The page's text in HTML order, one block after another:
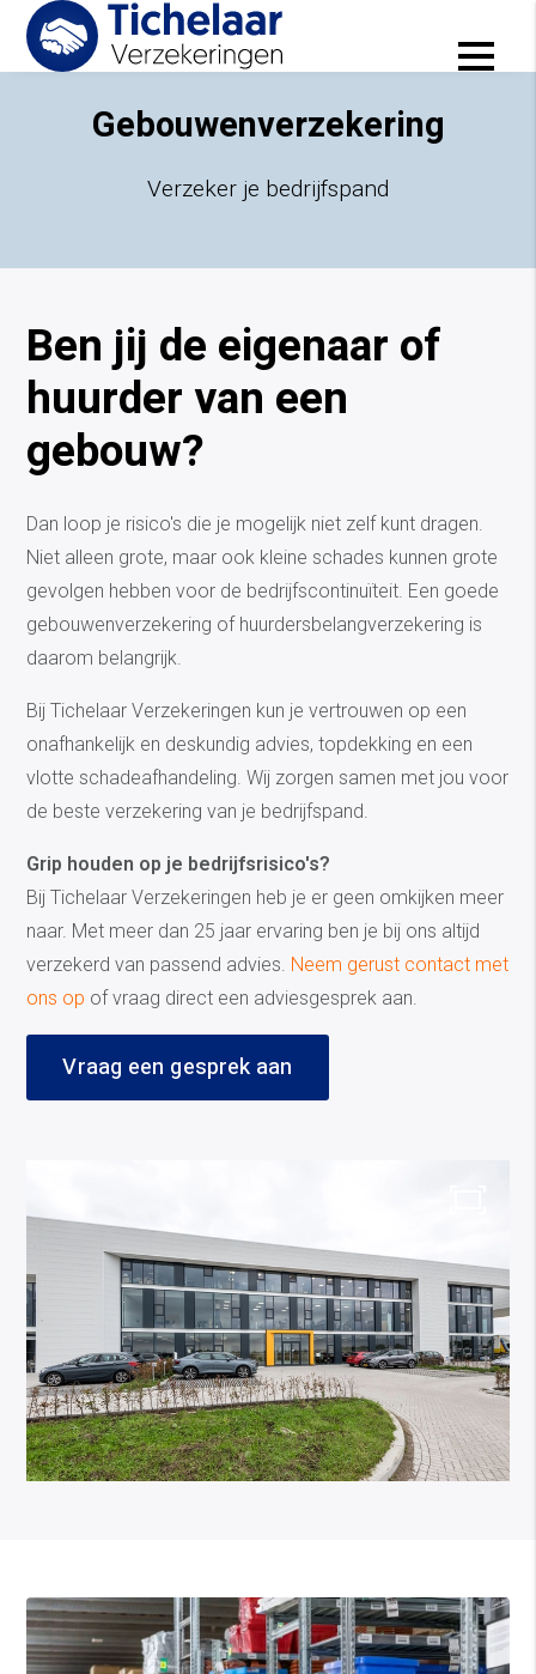
Zakelijke verzekeringen
Gebouwenverzekering
Verzeker je bedrijfspand
Ben jij de eigenaar of
huurder van een
gebouw?
Dan loop je risico's die je mogelijk niet zelf kunt dragen.
Niet alleen grote, maar ook kleine schades kunnen grote
gevolgen hebben voor de bedrijfscontinuïteit. Een goede
gebouwenverzekering of huurdersbelangverzekering is
daarom belangrijk.
Bij Tichelaar Verzekeringen kun je vertrouwen op een
onafhankelijk en deskundig advies, topdekking en een
vlotte schadeafhandeling. Wij zorgen samen met jou voor
de beste verzekering van je bedrijfspand.
Grip houden op je bedrijfsrisico's?
Bij Tichelaar Verzekeringen heb je er geen omkijken meer
naar. Met meer dan 25 jaar ervaring ben je bij ons altijd
verzekerd van passend advies. Neem gerust contact met
ons op of vraag direct een adviesgesprek aan.
Vraag een gesprek aan